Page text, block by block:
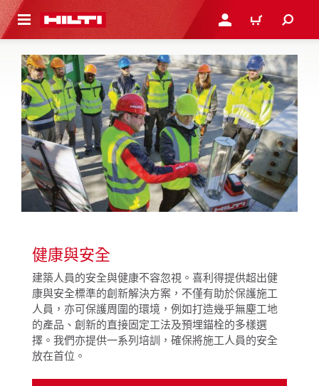
主要內容 登入或註冊購物車
健康與安全
建築人員的安全與健康不容忽視。喜利得提供超出健
康與安全標準的創新解決方案，不僅有助於保護施工
人員，亦可保護周圍的環境，例如打造幾乎無塵工地
的產品、創新的直接固定工法及預埋錨栓的多樣選
擇。我們亦提供一系列培訓，確保將施工人員的安全
放在首位。